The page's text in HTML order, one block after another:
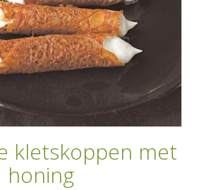
kletskoppen met
honing